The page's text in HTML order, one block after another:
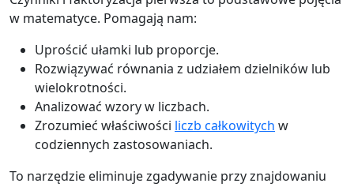
w matematyce. Pomagają nam:
Uprościć ułamki lub proporcje.
Rozwiązywać równania z udziałem dzielników lub
wielokrotności.
Analizować wzory w liczbach.
Zrozumieć właściwości liczb całkowitych w
codziennych zastosowaniach.
To narzędzie eliminuje zgadywanie przy znajdowaniu